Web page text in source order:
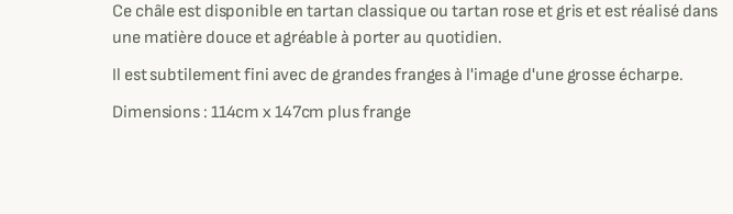
Ce châle est disponible en tartan classique ou tartan rose et gris et est réalisé dans
une matière douce et agréable à porter au quotidien.
Il est subtilement fini avec de grandes franges à l'image d'une grosse écharpe.
Dimensions : 114cm x 147cm plus frange